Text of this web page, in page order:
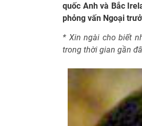
quốc Anh và Bắc
phỏng vấn Ngoại
* Xin ngài cho biết
trong thời gian gần